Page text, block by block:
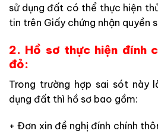
sử dụng đất có thể thực hiện
tin trên Giấy chứng nhận quyền
2. Hồ sơ thực hiện đính
đỏ:
Trong trường hợp sai sót này
dụng đất thì hồ sơ bao gồm:
+ Đơn xin đề nghị đính chính